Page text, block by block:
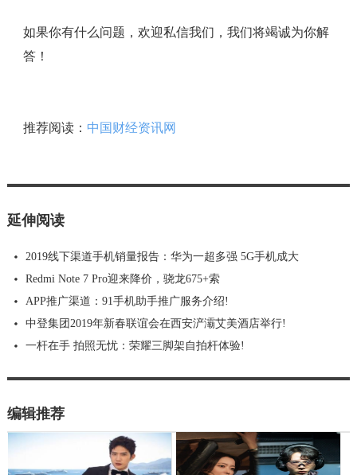
如果你有什么问题，欢迎私信我们，我们将竭诚为你解
答！
推荐阅读： 中国财经资讯网
延伸阅读
2019线下渠道手机销量报告：华为一超多强 5G手机成大
Redmi Note 7 Pro迎来降价，骁龙675+索
APP推广渠道：91手机助手推广服务介绍!
中登集团2019年新春联谊会在西安浐灞艾美酒店举行!
一杆在手 拍照无忧：荣耀三脚架自拍杆体验!
编辑推荐